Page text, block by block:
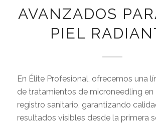
AVANZADOS
PIEL
En Élite Profesional, ofrecemos una
de tratamientos de microneedling en
registro sanitario, garantizando
resultados visibles desde la primera